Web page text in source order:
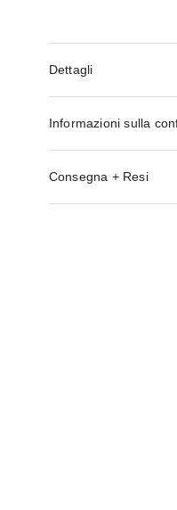
Dettagli
Informazioni sulla
Consegna + Resi